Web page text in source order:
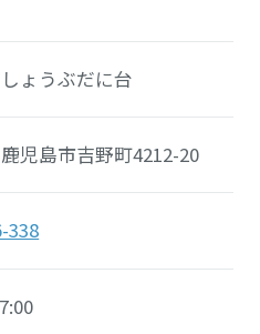
ょうぶだに台
児島市吉野町4212-20
338